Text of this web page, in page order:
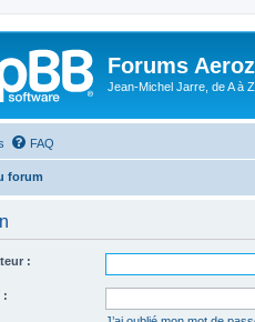
Forums
Jean-Michel Jarre, de A à Z
FAQ
forum
:
: